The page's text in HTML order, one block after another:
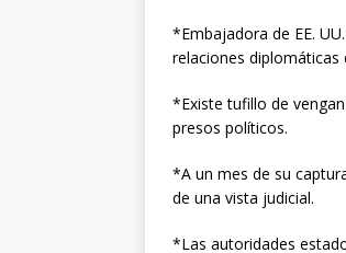
*Embajadora de EE.
relaciones diplomáticas
*Existe tufillo de
presos políticos.
*A un mes de su
de una vista judicial.
*Las autoridades